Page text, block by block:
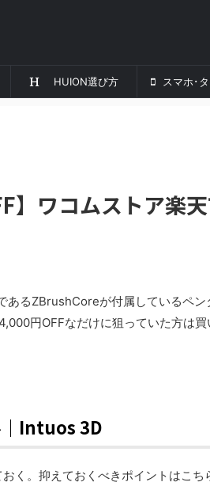
HUION選び方 スマホ･
】ワコムストア楽
あるZBrushCoreが付属しているペン
円OFFなだけに狙っていた方は
｜Intuos 3D
く。抑えておくべきポイントはこち